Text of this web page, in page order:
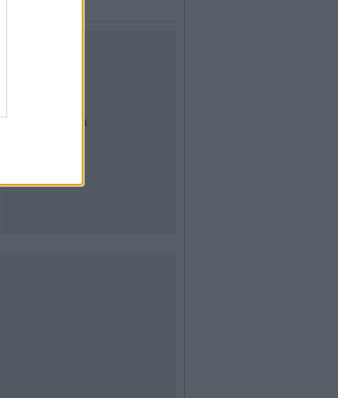
Articoli più letti